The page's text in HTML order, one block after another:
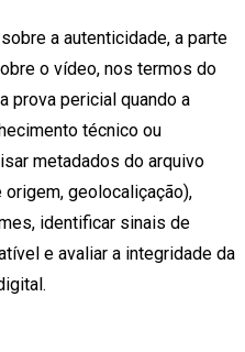
a autenticidade, a parte
o vídeo, nos termos do
prova pericial quando a
técnico ou
metadados do arquivo
geolocaliçação),
identificar sinais de
e avaliar a integridade da